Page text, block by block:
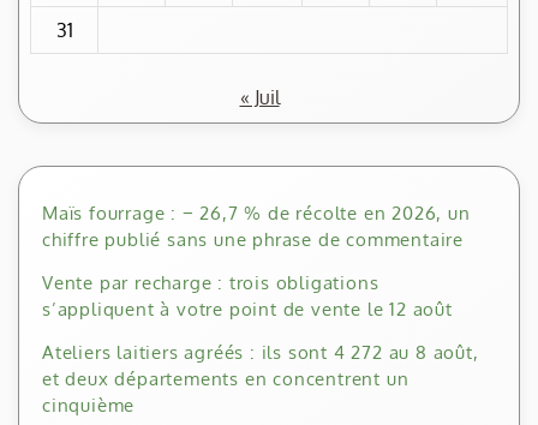
31
« Juil
Maïs fourrage : − 26,7 % de récolte en 2026, un
chiffre publié sans une phrase de commentaire
Vente par recharge : trois obligations
s’appliquent à votre point de vente le 12 août
Ateliers laitiers agréés : ils sont 4 272 au 8 août,
et deux départements en concentrent un
cinquième